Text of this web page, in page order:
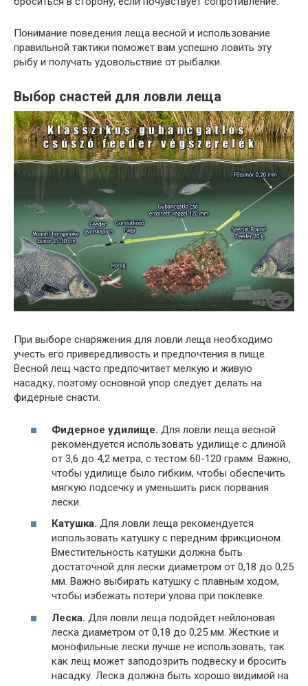
Понимание поведения леща весной и использование
правильной тактики поможет вам успешно ловить эту
рыбу и получать удовольствие от рыбалки.
Выбор снастей для ловли леща
При выборе снаряжения для ловли леща необходимо
учесть его привередливость и предпочтения в пище.
Весной лещ часто предпочитает мелкую и живую
насадку, поэтому основной упор следует делать на
фидерные снасти.
Фидерное удилище. Для ловли леща весной
рекомендуется использовать удилище с длиной
от 3,6 до 4,2 метра, с тестом 60-120 грамм. Важно,
чтобы удилище было гибким, чтобы обеспечить
мягкую подсечку и уменьшить риск порвания
лески.
Катушка. Для ловли леща рекомендуется
использовать катушку с передним фрикционом.
Вместительность катушки должна быть
достаточной для лески диаметром от 0,18 до 0,25
мм. Важно выбирать катушку с плавным ходом,
чтобы избежать потери улова при поклевке.
Леска. Для ловли леща подойдет нейлоновая
леска диаметром от 0,18 до 0,25 мм. Жесткие и
монофильные лески лучше не использовать, так
как лещ может заподозрить подвеску и бросить
насадку. Леска должна быть хорошо видимой на